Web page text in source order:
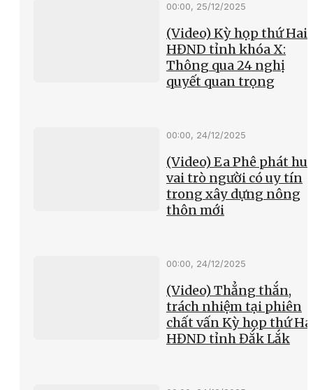
00:00, 25/12/2025
(Video) Kỳ họp thứ Hai
HĐND tỉnh khóa X:
Thông qua 24 nghị
quyết quan trọng
00:00, 24/12/2025
(Video) Ea Phê phát
vai trò người có uy tín
trong xây dựng nông
thôn mới
00:00, 24/12/2025
(Video) Thẳng thắn,
trách nhiệm tại phiên
chất vấn Kỳ họp thứ
HĐND tỉnh Đắk Lắk